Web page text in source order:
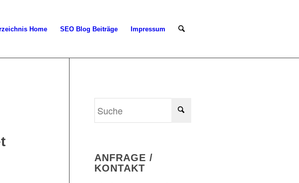
Home SEO Blog Beiträge Impressum
ANFRAGE /
KONTAKT